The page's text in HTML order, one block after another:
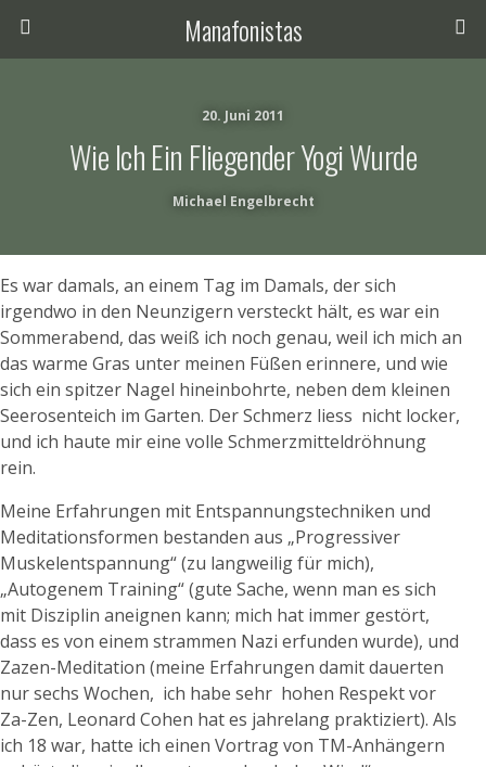
Manafonistas
20. Juni 2011
Wie Ich Ein Fliegender Yogi Wurde
Michael Engelbrecht
Es war damals, an einem Tag im Damals, der sich
irgendwo in den Neunzigern versteckt hält, es war ein
Sommerabend, das weiß ich noch genau, weil ich mich an
das warme Gras unter meinen Füßen erinnere, und wie
sich ein spitzer Nagel hineinbohrte, neben dem kleinen
Seerosenteich im Garten. Der Schmerz liess nicht locker,
und ich haute mir eine volle Schmerzmitteldröhnung
rein.
Meine Erfahrungen mit Entspannungstechniken und
Meditationsformen bestanden aus „Progressiver
Muskelentspannung“ (zu langweilig für mich),
„Autogenem Training“ (gute Sache, wenn man es sich
mit Disziplin aneignen kann; mich hat immer gestört,
dass es von einem strammen Nazi erfunden wurde), und
Zazen-Meditation (meine Erfahrungen damit dauerten
nur sechs Wochen, ich habe sehr hohen Respekt vor
Za-Zen, Leonard Cohen hat es jahrelang praktiziert). Als
ich 18 war, hatte ich einen Vortrag von TM-Anhängern